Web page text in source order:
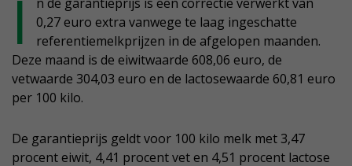
I
n de garantieprijs is een correctie verwerkt van
0,27 euro extra vanwege te laag ingeschatte
referentiemelkprijzen in de afgelopen maanden.
Deze maand is de eiwitwaarde 608,06 euro, de
vetwaarde 304,03 euro en de lactosewaarde 60,81 euro
per 100 kilo.
De garantieprijs geldt voor 100 kilo melk met 3,47
procent eiwit, 4,41 procent vet en 4,51 procent lactose